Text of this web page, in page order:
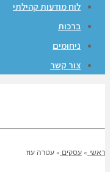
לוח מודעות קהילתי
ברכות
ניחומים
צור קשר
ראשי » עסקים » עטרה עוז